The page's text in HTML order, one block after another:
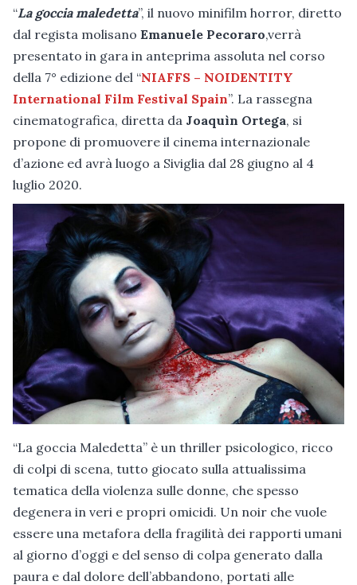
“La goccia maledetta”, il nuovo minifilm horror, diretto
dal regista molisano Emanuele Pecoraro,verrà
presentato in gara in anteprima assoluta nel corso
della 7° edizione del “NIAFFS – NOIDENTITY
International Film Festival Spain”. La rassegna
cinematografica, diretta da Joaquìn Ortega, si
propone di promuovere il cinema internazionale
d’azione ed avrà luogo a Siviglia dal 28 giugno al 4
luglio 2020.
“La goccia Maledetta” è un thriller psicologico, ricco
di colpi di scena, tutto giocato sulla attualissima
tematica della violenza sulle donne, che spesso
degenera in veri e propri omicidi. Un noir che vuole
essere una metafora della fragilità dei rapporti umani
al giorno d’oggi e del senso di colpa generato dalla
paura e dal dolore dell’abbandono, portati alle